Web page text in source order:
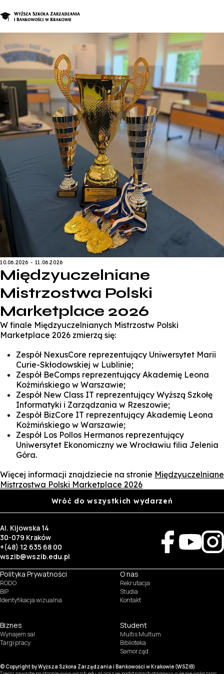
O nas
Studia
Studia podyplomowe i kursy
Kandydat
Student
Biznes
10.06.2026 - 11.06.2026
Międzyuczelniane
Mistrzostwa Polski
Marketplace 2026
W finale Międzyuczelnianych Mistrzostw Polski
Marketplace 2026 zmierzą się:
Zespół NexusCore reprezentujący Uniwersytet Marii
Curie-Skłodowskiej w Lublinie;
Zespół BeComps reprezentujący Akademię Leona
Koźmińskiego w Warszawie;
Zespół New Class IT reprezentujący Wyższą Szkołę
Informatyki i Zarządzania w Rzeszowie;
Zespół BizCore IT reprezentujący Akademię Leona
Koźmińskiego w Warszawie;
Zespół Los Pollos Hermanos reprezentujący
Uniwersytet Ekonomiczny we Wrocławiu filia Jelenia
Góra.
Więcej informacji znajdziecie na stronie Międzyuczelniane
Mistrzostwa Polski Marketplace 2026
Wróć do wszystkich wydarzeń
Al. Kijowska 14
30-079 Kraków
+(48) 12 635 68 00
wszib@wszib.edu.pl
Polityka Prywatności
RODO
BIP
Identyfikacja wizualna
O nas
Rekrutacja
Studia
Kontakt
Biznes
Wynajem sal
Targi pracy
Student
Multis Multum
Biblioteka
Samorząd
© Copyright by Wyższa Szkoła Zarządzania i Bankowości w Krakowie (WSZIB)